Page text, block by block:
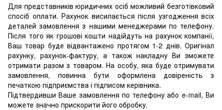
Для представників юридичних осіб можливий безготівковий
спосіб оплати. Рахунок висилається після узгодження всіх
деталей замовлення з нашими менеджерами по телефону.
Після того як грошові кошти надійдуть на рахунок компанії,
Ваш товар буде відвантажено протягом 1-2 днів. Оригінал
рахунку, рахунок-фактуру, а також накладну Ви зможете
отримати разом з товаром. На особу, яка буде отримувати
замовлення, повинна бути оформлена довіреність з
печаткою підприємства і підписом керівника.
Підтвердивши Ваше замовлення по телефону або e-mail, Ви
можете значно прискорити його обробку.